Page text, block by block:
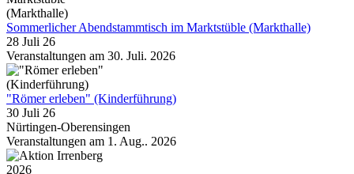
Sommerlicher Abendstammtisch im Marktstüble (Markthalle)
28 Juli 26
Veranstaltungen am 30. Juli. 2026
"Römer erleben" (Kinderführung)
30 Juli 26
Nürtingen-Oberensingen
Veranstaltungen am 1. Aug.. 2026